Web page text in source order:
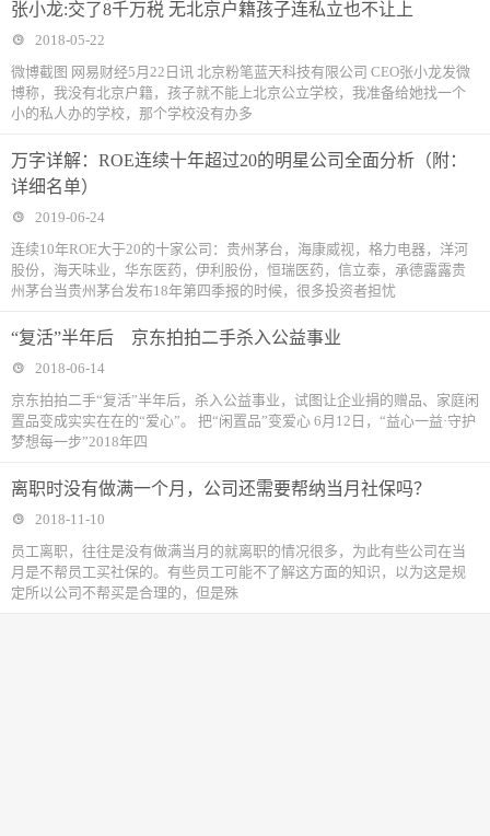
张小龙:交了8千万税 无北京户籍孩子连私立也不让上
2018-05-22
微博截图 网易财经5月22日讯 北京粉笔蓝天科技有限公司 CEO张小龙发微
博称，我没有北京户籍，孩子就不能上北京公立学校，我准备给她找一个
小的私人办的学校，那个学校没有办多
万字详解：ROE连续十年超过20的明星公司全面分析（附：
详细名单）
2019-06-24
连续10年ROE大于20的十家公司：贵州茅台，海康威视，格力电器，洋河
股份，海天味业，华东医药，伊利股份，恒瑞医药，信立泰，承德露露贵
州茅台当贵州茅台发布18年第四季报的时候，很多投资者担忧
“复活”半年后 京东拍拍二手杀入公益事业
2018-06-14
京东拍拍二手“复活”半年后，杀入公益事业，试图让企业捐的赠品、家庭闲
置品变成实实在在的“爱心”。 把“闲置品”变爱心 6月12日，“益心一益·守护
梦想每一步”2018年四
离职时没有做满一个月，公司还需要帮纳当月社保吗？
2018-11-10
​员工离职，往往是没有做满当月的就离职的情况很多，为此有些公司在当
月是不帮员工买社保的。有些员工可能不了解这方面的知识，以为这是规
定所以公司不帮买是合理的，但是殊